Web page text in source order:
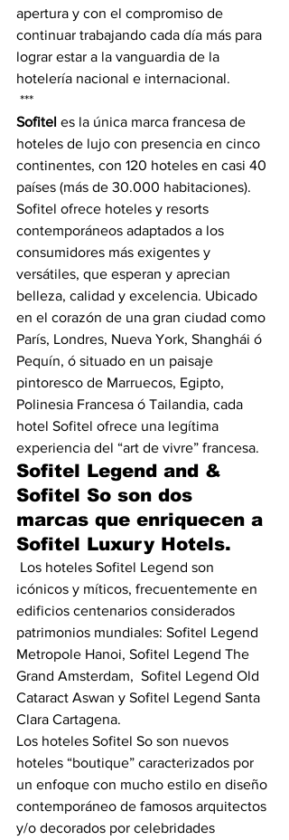
apertura y con el compromiso de
continuar trabajando cada día más para
lograr estar a la vanguardia de la
hotelería nacional e internacional.
***
Sofitel es la única marca francesa de
hoteles de lujo con presencia en cinco
continentes, con 120 hoteles en casi 40
países (más de 30.000 habitaciones).
Sofitel ofrece hoteles y resorts
contemporáneos adaptados a los
consumidores más exigentes y
versátiles, que esperan y aprecian
belleza, calidad y excelencia. Ubicado
en el corazón de una gran ciudad como
París, Londres, Nueva York, Shanghái ó
Pequín, ó situado en un paisaje
pintoresco de Marruecos, Egipto,
Polinesia Francesa ó Tailandia, cada
hotel Sofitel ofrece una legítima
experiencia del “art de vivre” francesa.
Sofitel Legend and &
Sofitel So son dos
marcas que enriquecen a
Sofitel Luxury Hotels.
Los hoteles Sofitel Legend son
icónicos y míticos, frecuentemente en
edificios centenarios considerados
patrimonios mundiales: Sofitel Legend
Metropole Hanoi, Sofitel Legend The
Grand Amsterdam,  Sofitel Legend Old
Cataract Aswan y Sofitel Legend Santa
Clara Cartagena.
Los hoteles Sofitel So son nuevos
hoteles “boutique” caracterizados por
un enfoque con mucho estilo en diseño
contemporáneo de famosos arquitectos
y/o decorados por celebridades